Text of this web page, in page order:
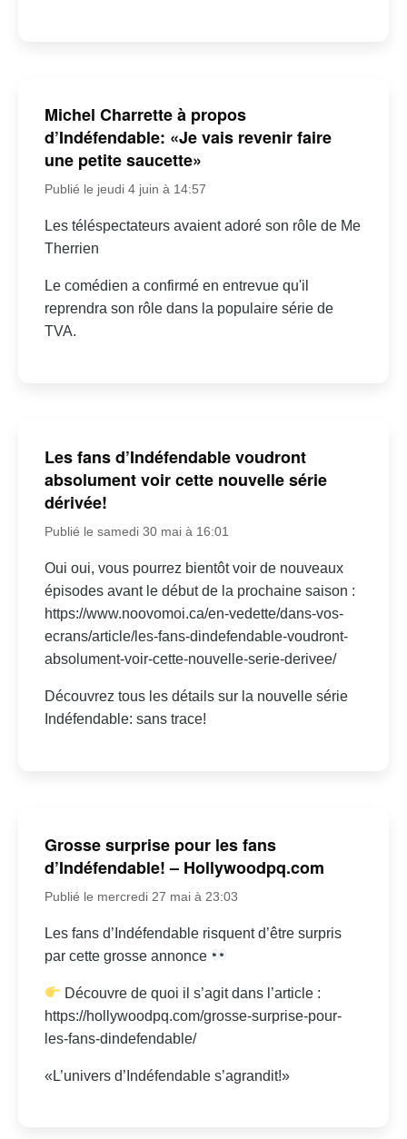
Michel Charrette à propos
d’Indéfendable: «Je vais revenir faire
une petite saucette»
Publié le jeudi 4 juin à 14:57
Les téléspectateurs avaient adoré son rôle de Me
Therrien
Le comédien a confirmé en entrevue qu'il
reprendra son rôle dans la populaire série de
TVA.
Les fans d’Indéfendable voudront
absolument voir cette nouvelle série
dérivée!
Publié le samedi 30 mai à 16:01
Oui oui, vous pourrez bientôt voir de nouveaux
épisodes avant le début de la prochaine saison :
https://www.noovomoi.ca/en-vedette/dans-vos-
ecrans/article/les-fans-dindefendable-voudront-
absolument-voir-cette-nouvelle-serie-derivee/
Découvrez tous les détails sur la nouvelle série
Indéfendable: sans trace!
Grosse surprise pour les fans
d’Indéfendable! – Hollywoodpq.com
Publié le mercredi 27 mai à 23:03
Les fans d’Indéfendable risquent d’être surpris
par cette grosse annonce
Découvre de quoi il s’agit dans l’article :
https://hollywoodpq.com/grosse-surprise-pour-
les-fans-dindefendable/
«L’univers d’Indéfendable s’agrandit!»